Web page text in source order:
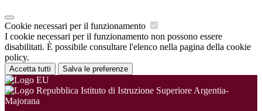
Cookie necessari per il funzionamento
I cookie necessari per il funzionamento non possono essere
disabilitati. È possibile consultare l'elenco nella pagina della cookie
policy.
Accetta tutti Salva le preferenze
Istituto di Istruzione Superiore Argentia-
Majorana